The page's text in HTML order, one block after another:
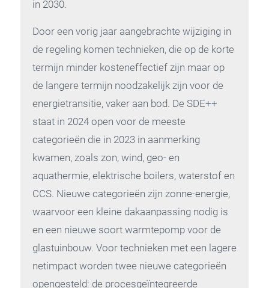
in 2030.
Door een vorig jaar aangebrachte wijziging in
de regeling komen technieken, die op de korte
termijn minder kosteneffectief zijn maar op
de langere termijn noodzakelijk zijn voor de
energietransitie, vaker aan bod. De SDE++
staat in 2024 open voor de meeste
categorieën die in 2023 in aanmerking
kwamen, zoals zon, wind, geo- en
aquathermie, elektrische boilers, waterstof en
CCS. Nieuwe categorieën zijn zonne-energie,
waarvoor een kleine dakaanpassing nodig is
en een nieuwe soort warmtepomp voor de
glastuinbouw. Voor technieken met een lagere
netimpact worden twee nieuwe categorieën
opengesteld: de procesgeïntegreerde